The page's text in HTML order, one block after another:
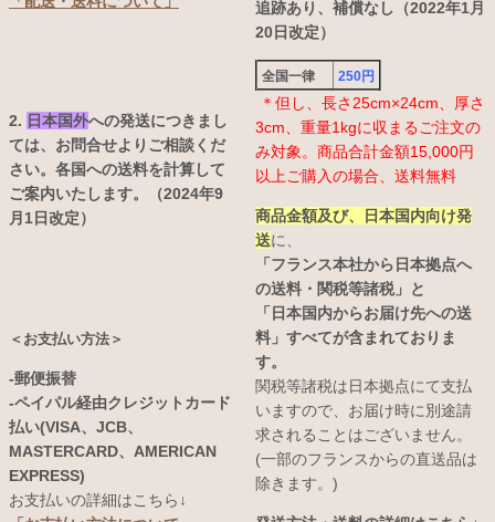
2. 日本国外への発送につきまし
ては、お問合せよりご相談くだ
さい。各国への送料を計算して
ご案内いたします。（2024年9
月1日改定）
＜お支払い方法＞
-郵便振替
-ペイパル経由クレジットカード
払い(VISA、JCB、
MASTERCARD、AMERICAN
EXPRESS)
お支払いの詳細はこちら↓
追跡あり、補償なし（2022年1月
20日改定）
全国一律 250円
＊但し、長さ25cm×24cm、厚さ
3cm、重量1kgに収まるご注文の
み対象。商品合計金額15,000円
以上ご購入の場合、送料無料
商品金額及び、日本国内向け発
送に、
「フランス本社から日本拠点へ
の送料・関税等諸税」と
「日本国内からお届け先への送
料」すべてが含まれておりま
す。
関税等諸税は日本拠点にて支払
いますので、お届け時に別途請
求されることはございません。
(一部のフランスからの直送品は
除きます。)